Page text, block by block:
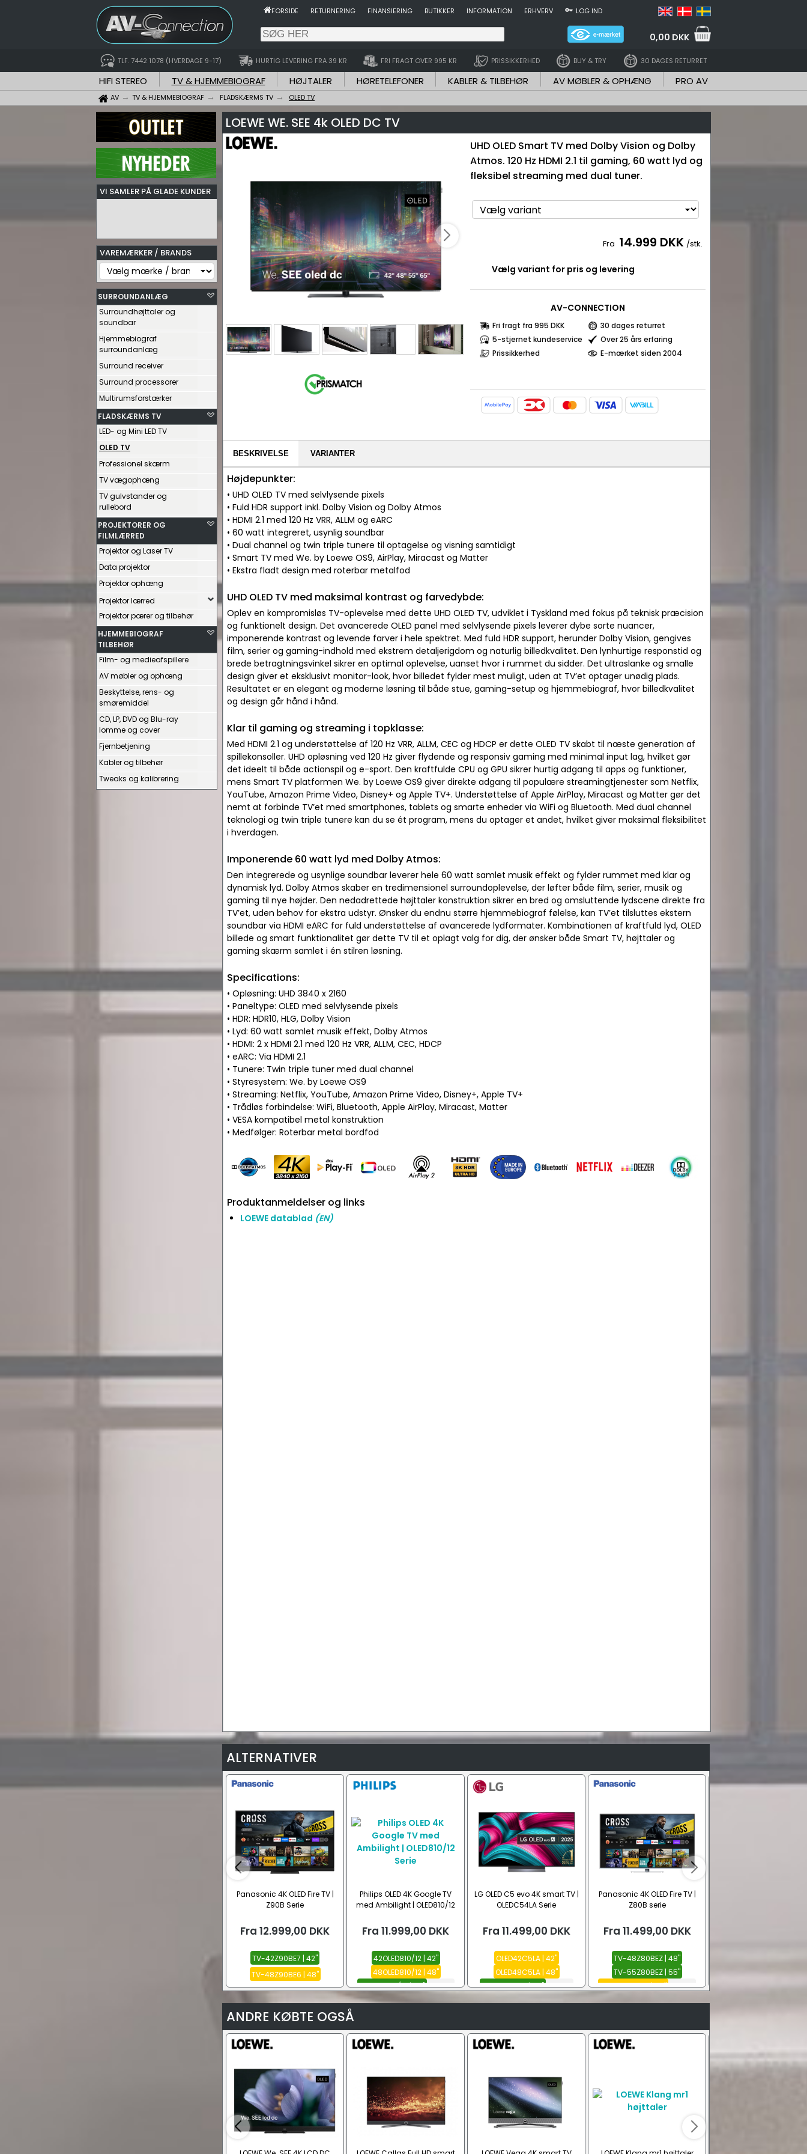
FORSIDE RETURNERING FINANSIERING BUTIKKER INFORMATION ERHVERV LOG IND
0,00 DKK
TLF. 7442 1078 (HVERDAGE 9-17) HURTIG LEVERING FRA 39 KR FRI FRAGT OVER 995 KR PRISSIKKERHED BUY & TRY 30 DAGES RETURRET
HIFI STEREO TV & HJEMMEBIOGRAF HØJTALER HØRETELEFONER KABLER & TILBEHØR AV MØBLER & OPHÆNG PRO AV
AV TV & HJEMMEBIOGRAF FLADSKÆRMS TV OLED TV
VI SAMLER PÅ GLADE KUNDER
VAREMÆRKER / BRANDS
SURROUNDANLÆG
Surroundhøjttaler og
soundbar
Hjemmebiograf
surroundanlæg
Surround receiver
Surround processorer
Multirumsforstærker
FLADSKÆRMS TV
LED- og Mini LED TV
OLED TV
Professionel skærm
TV vægophæng
TV gulvstander og
rullebord
PROJEKTORER OG
FILMLÆRRED
Projektor og Laser TV
Data projektor
Projektor ophæng
Projektor lærred
Projektor pærer og tilbehør
HJEMMEBIOGRAF
TILBEHØR
Film- og medieafspillere
AV møbler og ophæng
Beskyttelse, rens- og
smøremiddel
CD, LP, DVD og Blu-ray
lomme og cover
Fjernbetjening
Kabler og tilbehør
Tweaks og kalibrering
LOEWE WE. SEE 4k OLED DC TV
UHD OLED Smart TV med Dolby Vision og Dolby
Atmos. 120 Hz HDMI 2.1 til gaming, 60 watt lyd og
fleksibel streaming med dual tuner.
Fra 14.999 DKK /stk.
Vælg variant for pris og levering
AV-CONNECTION
Fri fragt fra 995 DKK
30 dages returret
5-stjernet kundeservice
Over 25 års erfaring
Prissikkerhed
E-mærket siden 2004
BESKRIVELSE VARIANTER
Højdepunkter:
• UHD OLED TV med selvlysende pixels
• Fuld HDR support inkl. Dolby Vision og Dolby Atmos
• HDMI 2.1 med 120 Hz VRR, ALLM og eARC
• 60 watt integreret, usynlig soundbar
• Dual channel og twin triple tunere til optagelse og visning samtidigt
• Smart TV med We. by Loewe OS9, AirPlay, Miracast og Matter
• Ekstra fladt design med roterbar metalfod
UHD OLED TV med maksimal kontrast og farvedybde:
Oplev en kompromisløs TV-oplevelse med dette UHD OLED TV, udviklet i Tyskland med fokus på teknisk præcision
og funktionelt design. Det avancerede OLED panel med selvlysende pixels leverer dybe sorte nuancer,
imponerende kontrast og levende farver i hele spektret. Med fuld HDR support, herunder Dolby Vision, gengives
film, serier og gaming-indhold med ekstrem detaljerigdom og naturlig billedkvalitet. Den lynhurtige responstid og
brede betragtningsvinkel sikrer en optimal oplevelse, uanset hvor i rummet du sidder. Det ultraslanke og smalle
design giver et eksklusivt monitor-look, hvor billedet fylder mest muligt, uden at TV’et optager unødig plads.
Resultatet er en elegant og moderne løsning til både stue, gaming-setup og hjemmebiograf, hvor billedkvalitet
og design går hånd i hånd.
Klar til gaming og streaming i topklasse:
Med HDMI 2.1 og understøttelse af 120 Hz VRR, ALLM, CEC og HDCP er dette OLED TV skabt til næste generation af
spillekonsoller. UHD opløsning ved 120 Hz giver flydende og responsiv gaming med minimal input lag, hvilket gør
det ideelt til både actionspil og e-sport. Den kraftfulde CPU og GPU sikrer hurtig adgang til apps og funktioner,
mens Smart TV platformen We. by Loewe OS9 giver direkte adgang til populære streamingtjenester som Netflix,
YouTube, Amazon Prime Video, Disney+ og Apple TV+. Understøttelse af Apple AirPlay, Miracast og Matter gør det
nemt at forbinde TV’et med smartphones, tablets og smarte enheder via WiFi og Bluetooth. Med dual channel
teknologi og twin triple tunere kan du se ét program, mens du optager et andet, hvilket giver maksimal fleksibilitet
i hverdagen.
Imponerende 60 watt lyd med Dolby Atmos:
Den integrerede og usynlige soundbar leverer hele 60 watt samlet musik effekt og fylder rummet med klar og
dynamisk lyd. Dolby Atmos skaber en tredimensionel surroundoplevelse, der løfter både film, serier, musik og
gaming til nye højder. Den nedadrettede højttaler konstruktion sikrer en bred og omsluttende lydscene direkte fra
TV’et, uden behov for ekstra udstyr. Ønsker du endnu større hjemmebiograf følelse, kan TV’et tilsluttes ekstern
soundbar via HDMI eARC for fuld understøttelse af avancerede lydformater. Kombinationen af kraftfuld lyd, OLED
billede og smart funktionalitet gør dette TV til et oplagt valg for dig, der ønsker både Smart TV, højttaler og
gaming skærm samlet i én stilren løsning.
Specifications:
• Opløsning: UHD 3840 x 2160
• Paneltype: OLED med selvlysende pixels
• HDR: HDR10, HLG, Dolby Vision
• Lyd: 60 watt samlet musik effekt, Dolby Atmos
• HDMI: 2 x HDMI 2.1 med 120 Hz VRR, ALLM, CEC, HDCP
• eARC: Via HDMI 2.1
• Tunere: Twin triple tuner med dual channel
• Styresystem: We. by Loewe OS9
• Streaming: Netflix, YouTube, Amazon Prime Video, Disney+, Apple TV+
• Trådløs forbindelse: WiFi, Bluetooth, Apple AirPlay, Miracast, Matter
• VESA kompatibel metal konstruktion
• Medfølger: Roterbar metal bordfod
Produktanmeldelser og links
LOEWE datablad (EN)
ALTERNATIVER
Panasonic 4K OLED Fire TV |
Z90B Serie
Fra 12.999,00 DKK
TV-42Z90BE7 | 42"
TV-48Z90BE6 | 48"
Philips OLED 4K Google TV
med Ambilight | OLED810/12
Fra 11.999,00 DKK
42OLED810/12 | 42"
48OLED810/12 | 48"
55OLED810/12 | 55" Se alle
LG OLED C5 evo 4K smart TV |
OLEDC54LA Serie
Fra 11.499,00 DKK
OLED42C5LA | 42"
OLED48C5LA | 48"
OLED55C5LA | 55" Se alle
Panasonic 4K OLED Fire TV |
Z80B serie
Fra 11.499,00 DKK
TV-48Z80BEZ | 48"
TV-55Z80BEZ | 55"
TV-65Z80BEZ | 65" Se alle
Inspire 48 DR+ inkl.
Se alle
ANDRE KØBTE OGSÅ